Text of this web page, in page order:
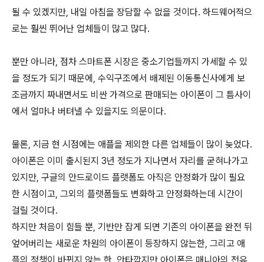
될 수 있겠지만, 내일 아침을 장담할 수 없을 것이다. 하드웨어적으
로는 훨씬 뛰어난 업체들이 많고 많다.
뿐만 아니라, 점차 스마트폰 시장은 중소기업들까지 가세할 수 있
을 정도가 되기 때문에, 수익구조에서 배제된 이동통신사에게 보
조금까지 짜내면서도 비싼 가격으로 판매되는 아이폰이 그 틈사이
에서 얼마나 버텨낼 수 있을지도 의문이다.
물론, 지금 현 시점에는 애플을 제외한 다른 업체들이 많이 늦었다.
아이폰은 이미 출시된지 3년 정도가 지나면서 자리를 굳혀나가고
있지만, 구글의 안드로이드 플랫폼도 아직은 안정화가 많이 필요
한 시점이고, 그외의 플랫폼들도 변화하고 안정화하는데 시간이
걸릴 것이다.
하지만 처음이 힘들 뿐, 기반만 잡게 되면 기존의 아이폰을 완전 뒤
엎어버리는 새로운 차원의 아이폰이 등장하지 않는한, 그리고 애